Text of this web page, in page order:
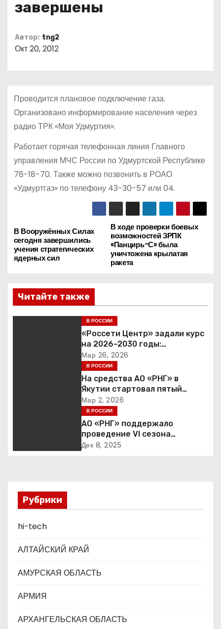
завершены
Автор: tng2
Окт 20, 2012
Проводится плановое подключение газа.
Организовано информирование населения через
радио ТРК «Моя Удмуртия».
Работает горячая телефонная линия Главного
управления МЧС России по Удмуртской Республике
78-18-70. Также можно позвонить в РОАО
«Удмуртгаз» по телефону 43-30-57 или 04.
Н
а
и
г
и
с
я
В ходе проверки боевых
возможностей ЗРПК
«Панцирь-С» была
уничтожена крылатая
ракета
В Вооружённых Силах
сегодня завершились
учения стратегических
ядерных сил
Читайте также
В РОССИИ
«Россети Центр» задали курс
на 2026–2030 годы:
инвестиции в надежность и
сбалансированная
финансовая политика
Мар 26, 2026
В РОССИИ
На средства АО «РНГ» в
Якутии стартовал пятый
юбилейный конкурс в сфере
образования
Мар 2, 2026
В РОССИИ
АО «РНГ» поддержало
проведение VI сезона
международной детско-
Дек 8, 2025
Рубрики
hi-tech
АЛТАЙСКИЙ КРАЙ
АМУРСКАЯ ОБЛАСТЬ
АРМИЯ
АРХАНГЕЛЬСКАЯ ОБЛАСТЬ